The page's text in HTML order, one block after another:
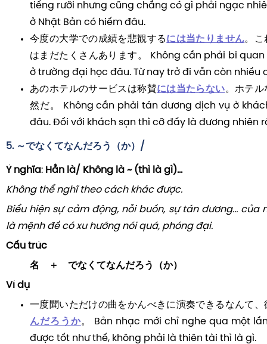
tiếng rưỡi nhưng cũng chẳng có gì phải ngạc
ở Nhật Bản có hiếm đâu.
今度の大学での成績を悲観するには当たりません。こ
はまだたくさんあります。 Không cần phải bi
ở trường đại học đâu. Từ nay trở đi vẫn còn nhiều
あのホテルのサービスは称賛には当たらない。ホテル
然だ。 Không cần phải tán dương dịch vụ ở
đâu. Đối với khách sạn thì cỡ đấy là đương nhiên
5. ～でなくてなんだろう（か）/
Ý nghĩa: Hẳn là/ Không là ~ (thì là gì)...
Không thể nghĩ theo cách khác được.
Biểu hiện sự cảm động, nỗi buồn, sự tán dương... của
là mệnh đề có xu hướng nói quá, phóng đại.
Cấu trúc
名 ＋ でなくてなんだろう（か）
Ví dụ
一度聞いただけの曲をかんべきに演奏できるなんて、
んだろうか。 Bản nhạc mới chỉ nghe qua một
được tốt như thế, không phải là thiên tài thì là gì.